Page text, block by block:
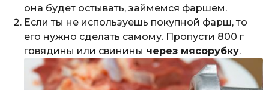
она будет остывать, займемся фаршем.
Если ты не используешь покупной фарш, то
его нужно сделать самому. Пропусти 800 г
говядины или свинины через мясорубку.